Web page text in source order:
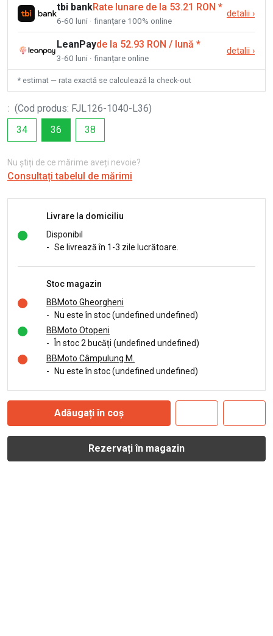
tbi bankRate lunare de la 53.21 RON *
6-60 luni · finanțare 100% online
detalii ›
LeanPayde la 52.93 RON / lună *
3-60 luni · finanțare online
detalii ›
* estimat — rata exactă se calculează la check-out
: (Cod produs: FJL126-1040-L36)
34
36 38
Nu știți de ce mărime aveți nevoie?
Consultați tabelul de mărimi
Livrare la domiciliu
Disponibil
- Se livrează în 1-3 zile lucrătoare.
Stoc magazin
BBMoto Gheorgheni
-
Nu este în stoc (undefined undefined)
BBMoto Otopeni
-
În stoc 2 bucăți (undefined undefined)
BBMoto Câmpulung M.
-
Nu este în stoc (undefined undefined)
Adăugați în coș
Rezervați în magazin